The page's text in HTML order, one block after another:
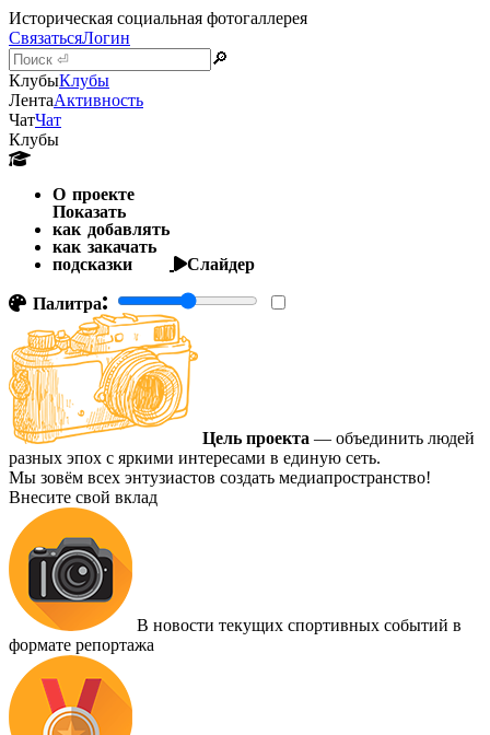
Историческая социальная фотогаллерея
СвязатьсяЛогин
🔎
КлубыКлубы
ЛентаАктивность
ЧатЧат
Клубы
О проекте
Показать
как добавлять
как закачать
подсказки
Слайдер
Палитра:
Цель проекта — объединить людей
разных эпох с яркими интересами в единую сеть.
Мы зовём всех энтузиастов создать медиапространство!
Внесите свой вклад
В новости текущих спортивных событий в
формате репортажа